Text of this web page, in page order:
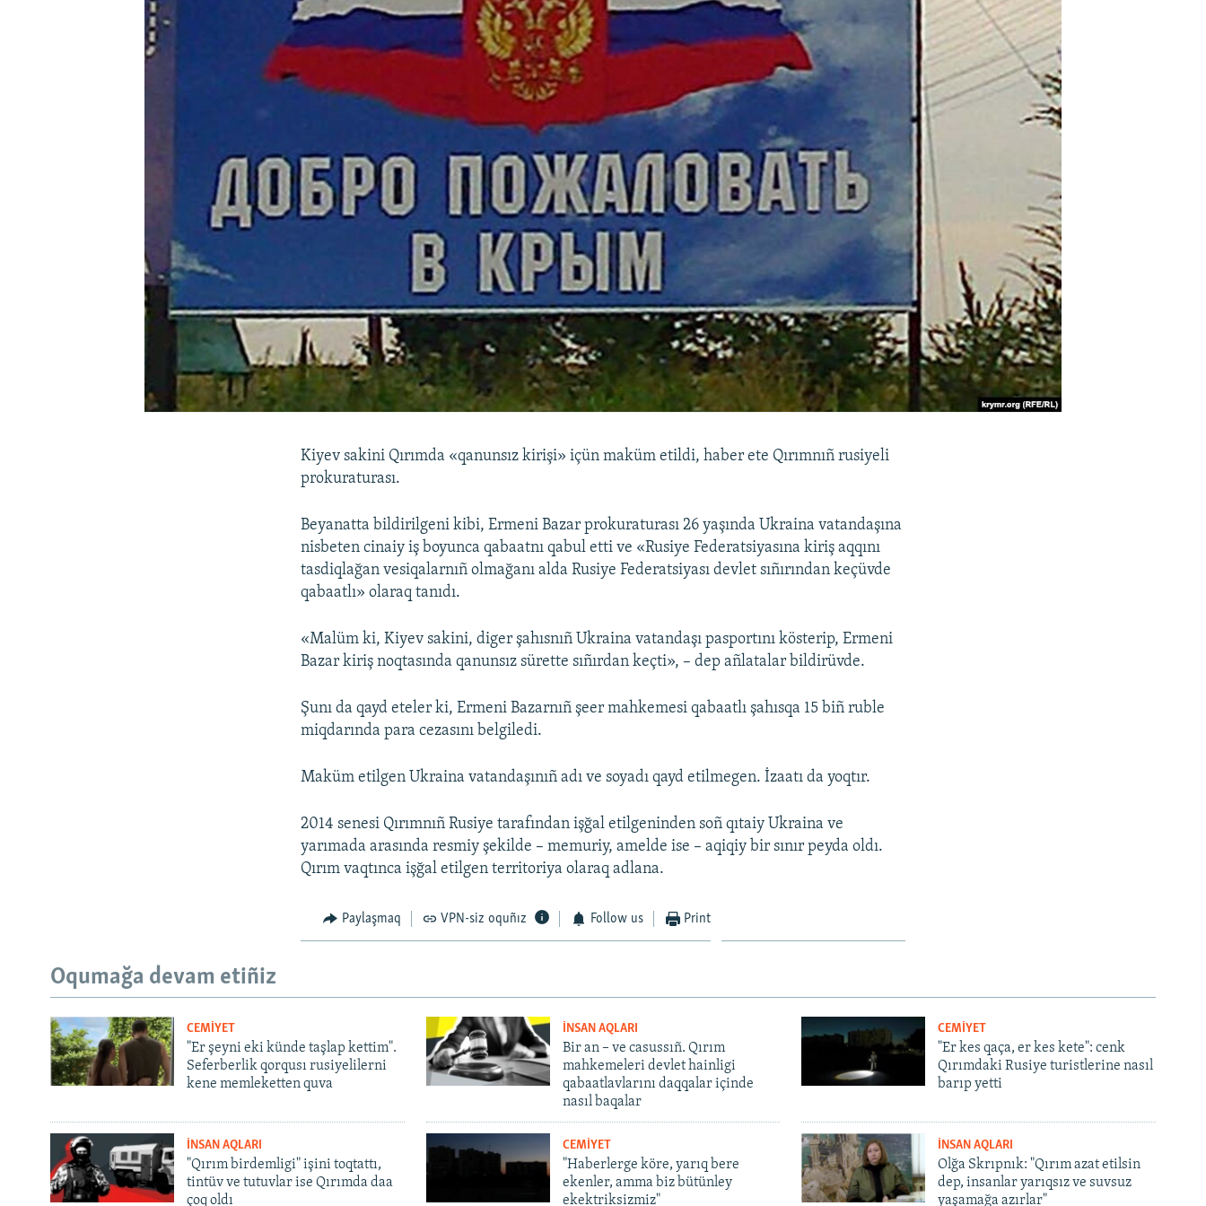
Kiyev sakini Qırımda «qanunsız kirişi» içün maküm etildi, haber ete Qırımnıñ rusiyeli
prokuraturası.
Beyanatta bildirilgeni kibi, Ermeni Bazar prokuraturası 26 yaşında Ukraina vatandaşına
nisbeten cinaiy iş boyunca qabaatnı qabul etti ve «Rusiye Federatsiyasına kiriş aqqını
tasdiqlağan vesiqalarnıñ olmağanı alda Rusiye Federatsiyası devlet sıñırından keçüvde
qabaatlı» olaraq tanıdı.
«Malüm ki, Kiyev sakini, diger şahısnıñ Ukraina vatandaşı pasportını kösterip, Ermeni
Bazar kiriş noqtasında qanunsız sürette sıñırdan keçti», – dep añlatalar bildirüvde.
Şunı da qayd eteler ki, Ermeni Bazarnıñ şeer mahkemesi qabaatlı şahısqa 15 biñ ruble
miqdarında para cezasını belgiledi.
Maküm etilgen Ukraina vatandaşınıñ adı ve soyadı qayd etilmegen. İzaatı da yoqtır.
2014 senesi Qırımnıñ Rusiye tarafından işğal etilgeninden soñ qıtaiy Ukraina ve
yarımada arasında resmiy şekilde – memuriy, amelde ise – aqiqiy bir sınır peyda oldı.
Qırım vaqtınca işğal etilgen territoriya olaraq adlana.
Paylaşmaq VPN-siz oquñız Follow us Print
Oqumağa devam etiñiz
CEMİYET
"Er şeyni eki künde taşlap kettim".
Seferberlik qorqusı rusiyelilerni
kene memleketten quva
İNSAN AQLARI
Bir an – ve casussıñ. Qırım
mahkemeleri devlet hainligi
qabaatlavlarını daqqalar içinde
nasıl baqalar
CEMİYET
"Er kes qaça, er kes kete": cenk
Qırımdaki Rusiye turistlerine nasıl
barıp yetti
İNSAN AQLARI
"Qırım birdemligi" işini toqtattı,
tintüv ve tutuvlar ise Qırımda daa
çoq oldı
CEMİYET
"Haberlerge köre, yarıq bere
ekenler, amma biz bütünley
ekektriksizmiz"
İNSAN AQLARI
Olğa Skrıpnık: "Qırım azat etilsin
dep, insanlar yarıqsız ve suvsuz
yaşamağa azırlar"